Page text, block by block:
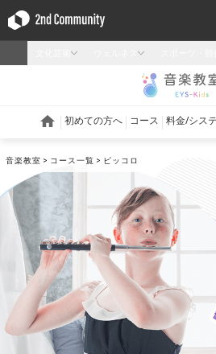
音楽教室 コース一覧 ピッコロ